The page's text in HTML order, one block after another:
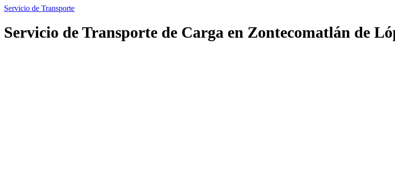
Servicio de Transporte
Servicio de Transporte de Carga en Zontecomatlán de